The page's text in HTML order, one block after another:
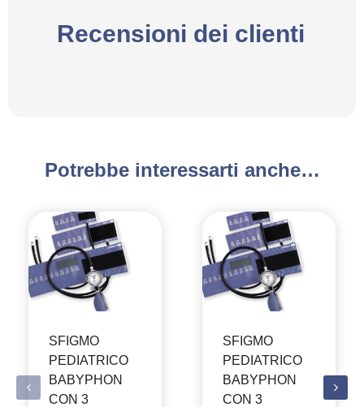
Recensioni dei clienti
Potrebbe interessarti anche…
SFIGMO
PEDIATRICO
BABYPHON
CON 3
SFIGMO
PEDIATRICO
BABYPHON
CON 3